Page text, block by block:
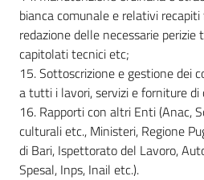
bianca comunale e relativi
redazione delle necessarie
capitolati tecnici etc;
15. Sottoscrizione e gestione dei
a tutti i lavori, servizi e forniture
16. Rapporti con altri Enti (Anac,
culturali etc., Ministeri, Regione
di Bari, Ispettorato del Lavoro,
Spesal, Inps, Inail etc.).